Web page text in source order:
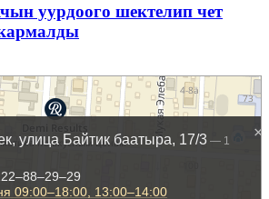
уурдоого шектелип чет